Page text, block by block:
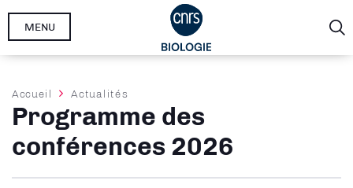
Aller
MENU
Fil
d'Ariane
Accueil Actualités
Programme des
conférences 2026